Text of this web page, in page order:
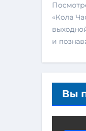
Посмотреть выставку ретромотоциклов
«Кола
и
Вы